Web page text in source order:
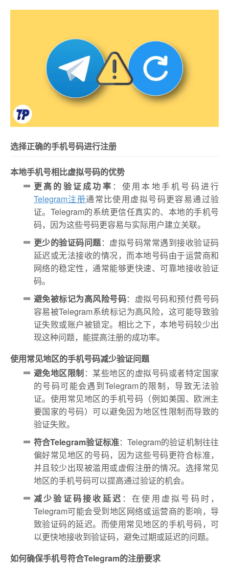
选择正确的手机号码进行注册
本地手机号相比虚拟号码的优势
更高的验证成功率 ：使用本地手机号码进行
Telegram注册通常比使用虚拟号码更容易通过验
证。Telegram的系统更信任真实的、本地的手机号
码，因为这些号码更容易与实际用户建立关联。
更少的验证码问题：虚拟号码常常遇到接收验证码
延迟或无法接收的情况，而本地号码由于运营商和
网络的稳定性，通常能够更快速、可靠地接收验证
码。
避免被标记为高风险号码：虚拟号码和预付费号码
容易被Telegram系统标记为高风险，这可能导致验
证失败或账户被锁定。相比之下，本地号码较少出
现这种问题，能提高注册的成功率。
使用常见地区的手机号码减少验证问题
避免地区限制：某些地区的虚拟号码或者特定国家
的号码可能会遇到Telegram的限制，导致无法验
证。使用常见地区的手机号码（例如美国、欧洲主
要国家的号码）可以避免因为地区性限制而导致的
验证失败。
符合Telegram验证标准：Telegram的验证机制往往
偏好常见地区的号码，因为这些号码更符合标准，
并且较少出现被滥用或虚假注册的情况。选择常见
地区的手机号码可以提高通过验证的机会。
减少验证码接收延迟 ：在使用虚拟号码时，
Telegram可能会受到地区网络或运营商的影响，导
致验证码的延迟。而使用常见地区的手机号码，可
以更快地接收到验证码，避免过期或延迟的问题。
如何确保手机号符合Telegram的注册要求